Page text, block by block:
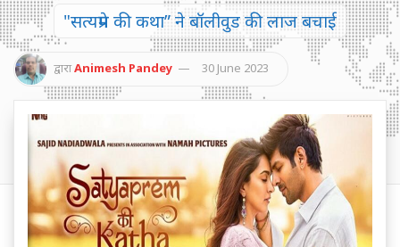
"सत्यप्रेम की कथा” ने बॉलीवुड की लाज बचाई
द्वाराAnimesh Pandey 30 June 2023